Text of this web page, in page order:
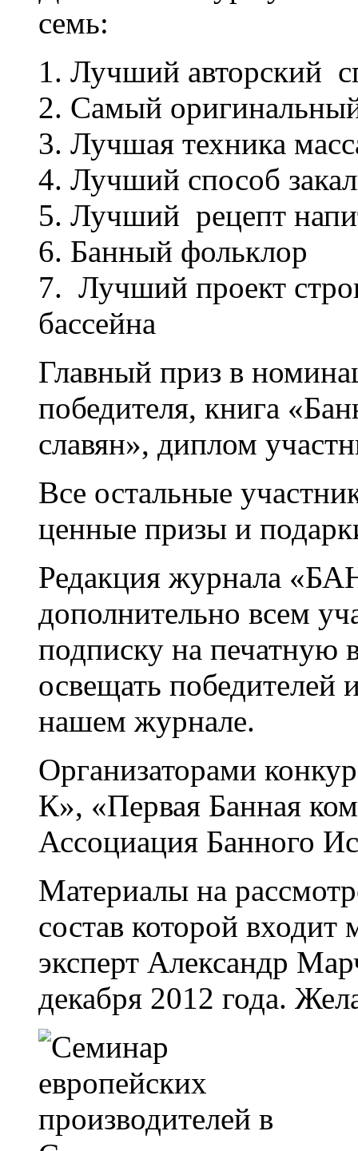
семь:
1. Лучший авторский
2. Самый
3. Лучшая техника
4. Лучший способ
5. Лучший рецепт
6. Банный фольклор
7. Лучший проект
бассейна
Главный приз в
победителя, книга
славян», диплом
Все остальные
ценные призы и
Редакция журнала
дополнительно всем
подписку на
освещать победителей
нашем журнале.
Организаторами
К», «Первая Банная
Ассоциация Банного
Материалы на
состав которой
эксперт Александр
декабря 2012 года.